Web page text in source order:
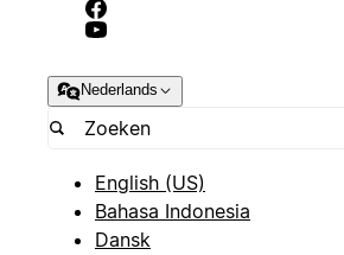
Nederlands
English (US)
Bahasa Indonesia
Dansk